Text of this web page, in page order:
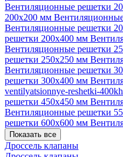
Вентиляционные решетки
200х200 мм
Вентиляционные решетки
решетки 200х400 мм
Вентиляционные решетки
решетки 250х250 мм
Вентиляционные решетки
решетки 300х400 мм
ventilyatsionnye-reshetki-
решетки 450х450 мм
Вентиляционные решетки
решетки 600х600 мм
Показать все
Дроссель клапаны